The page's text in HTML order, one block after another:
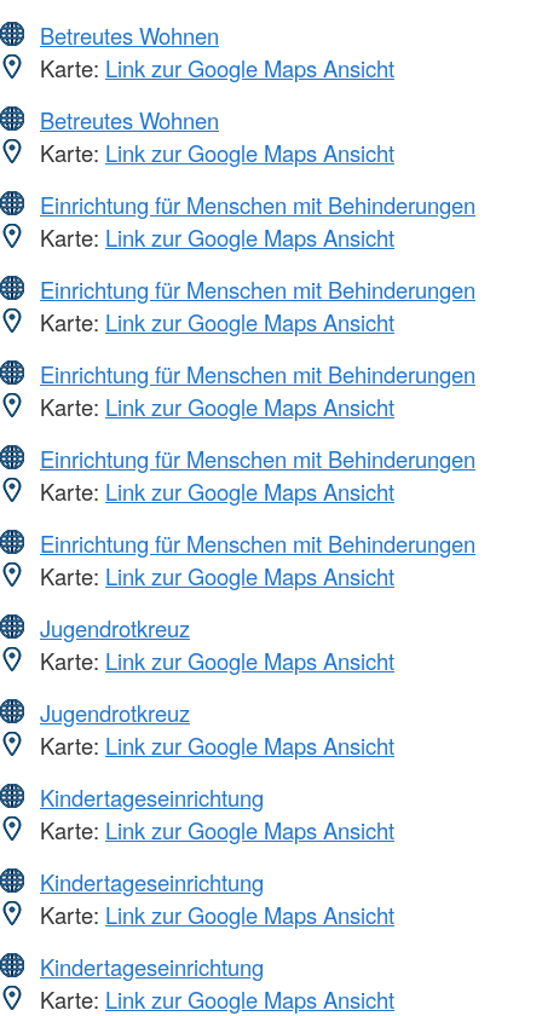
Betreutes Wohnen
Karte: Link zur Google Maps Ansicht
Betreutes Wohnen
Karte: Link zur Google Maps Ansicht
Einrichtung für Menschen mit Behinderungen
Karte: Link zur Google Maps Ansicht
Einrichtung für Menschen mit Behinderungen
Karte: Link zur Google Maps Ansicht
Einrichtung für Menschen mit Behinderungen
Karte: Link zur Google Maps Ansicht
Einrichtung für Menschen mit Behinderungen
Karte: Link zur Google Maps Ansicht
Einrichtung für Menschen mit Behinderungen
Karte: Link zur Google Maps Ansicht
Jugendrotkreuz
Karte: Link zur Google Maps Ansicht
Jugendrotkreuz
Karte: Link zur Google Maps Ansicht
Kindertageseinrichtung
Karte: Link zur Google Maps Ansicht
Kindertageseinrichtung
Karte: Link zur Google Maps Ansicht
Kindertageseinrichtung
Karte: Link zur Google Maps Ansicht